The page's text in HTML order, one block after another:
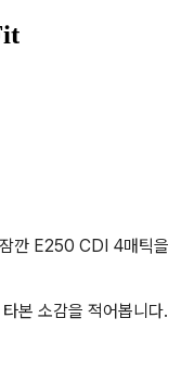
깐 E250 CDI 4매틱을
본 소감을 적어봅니다.